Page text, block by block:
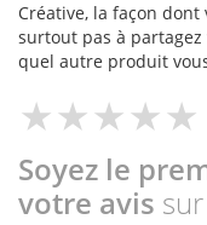
Créative, la façon
surtout pas à
quel autre produit
Soyez le
votre avis